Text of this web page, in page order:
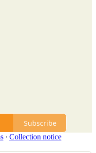
Subscribe
∙ Collection notice